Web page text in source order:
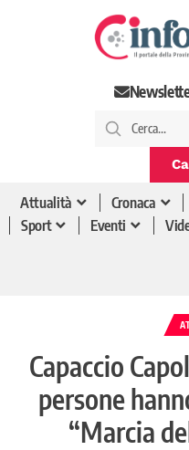
Attualità Cronaca
Sport
Eventi
Capaccio
persone
“Marcia